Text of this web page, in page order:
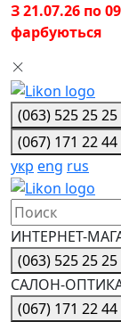
З 21.07.26 по
фарбуються
(063) 525 25 25
(067) 171 22 44
укр eng rus
ИНТЕРНЕТ-
(063) 525 25 25
САЛОН-
(067) 171 22 44